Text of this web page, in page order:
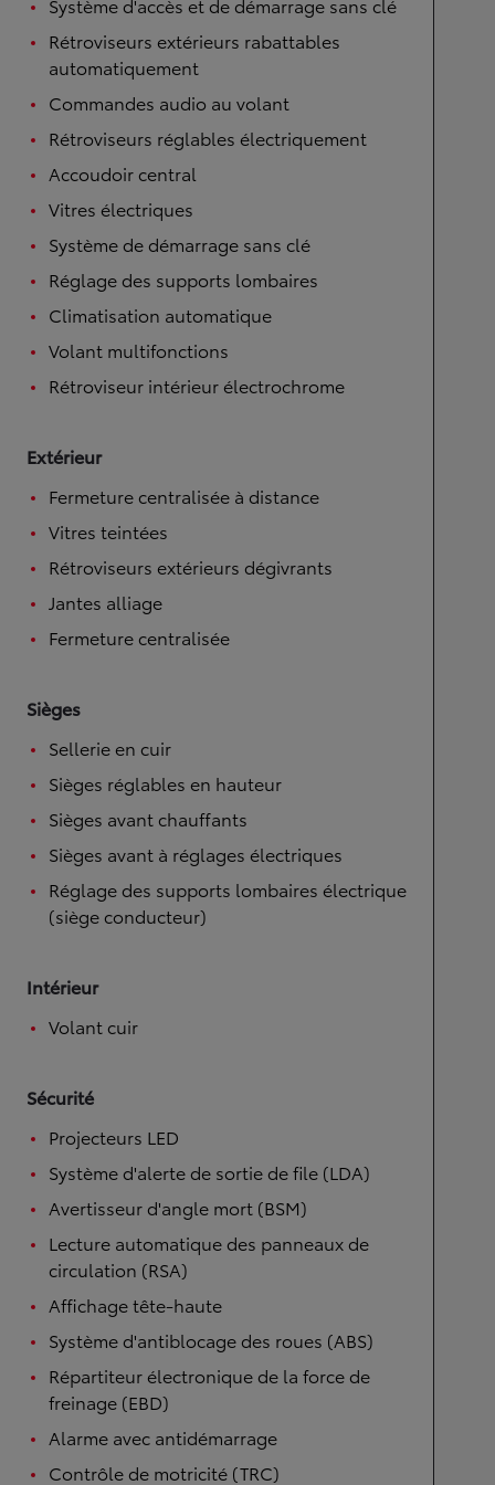
Système d'accès et de démarrage sans clé
Rétroviseurs extérieurs rabattables
automatiquement
Commandes audio au volant
Rétroviseurs réglables électriquement
Accoudoir central
Vitres électriques
Système de démarrage sans clé
Réglage des supports lombaires
Climatisation automatique
Volant multifonctions
Rétroviseur intérieur électrochrome
Extérieur
Fermeture centralisée à distance
Vitres teintées
Rétroviseurs extérieurs dégivrants
Jantes alliage
Fermeture centralisée
Sièges
Sellerie en cuir
Sièges réglables en hauteur
Sièges avant chauffants
Sièges avant à réglages électriques
Réglage des supports lombaires électrique
(siège conducteur)
Intérieur
Volant cuir
Sécurité
Projecteurs LED
Système d'alerte de sortie de file (LDA)
Avertisseur d'angle mort (BSM)
Lecture automatique des panneaux de
circulation (RSA)
Affichage tête-haute
Système d'antiblocage des roues (ABS)
Répartiteur électronique de la force de
freinage (EBD)
Alarme avec antidémarrage
Contrôle de motricité (TRC)